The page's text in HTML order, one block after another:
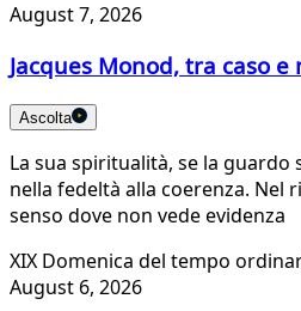
August 7, 2026
Jacques Monod, tra caso e
Ascolta
La sua spiritualità, se la guardo
nella fedeltà alla coerenza. Nel
senso dove non vede evidenza
XIX Domenica del tempo
August 6, 2026